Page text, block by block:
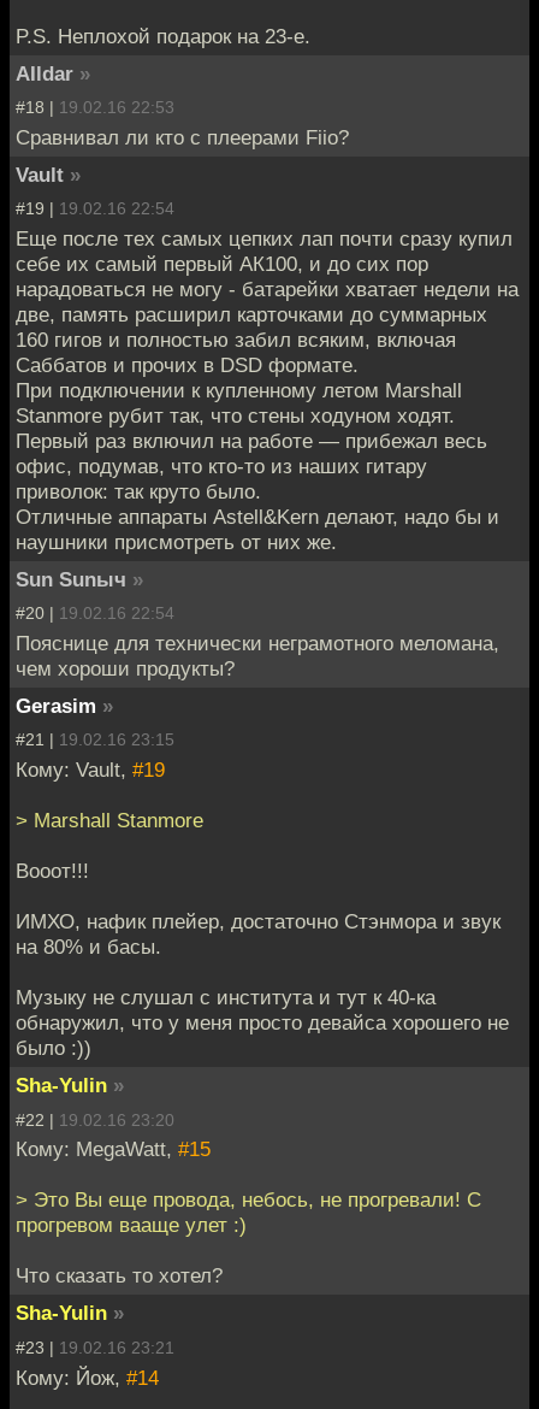
P.S. Неплохой подарок на 23-е.
AIldar »
#18 | 19.02.16 22:53
Сравнивал ли кто с плеерами Fiio?
Vault »
#19 | 19.02.16 22:54
Еще после тех самых цепких лап почти сразу купил
себе их самый первый АК100, и до сих пор
нарадоваться не могу - батарейки хватает недели на
две, память расширил карточками до суммарных
160 гигов и полностью забил всяким, включая
Саббатов и прочих в DSD формате.
При подключении к купленному летом Marshall
Stanmore рубит так, что стены ходуном ходят.
Первый раз включил на работе — прибежал весь
офис, подумав, что кто-то из наших гитару
приволок: так круто было.
Отличные аппараты Astell&Kern делают, надо бы и
наушники присмотреть от них же.
Sun Sunыч »
#20 | 19.02.16 22:54
Пояснице для технически неграмотного меломана,
чем хороши продукты?
Gerasim »
#21 | 19.02.16 23:15
Кому: Vault, #19
> Marshall Stanmore
Вооот!!!
ИМХО, нафик плейер, достаточно Стэнмора и звук
на 80% и басы.
Музыку не слушал с института и тут к 40-ка
обнаружил, что у меня просто девайса хорошего не
было :))
Sha-Yulin »
#22 | 19.02.16 23:20
Кому: MegaWatt, #15
> Это Вы еще провода, небось, не прогревали! С
прогревом вааще улет :)
Что сказать то хотел?
Sha-Yulin »
#23 | 19.02.16 23:21
Кому: Йож, #14